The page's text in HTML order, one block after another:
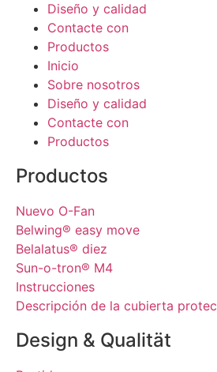
Diseño y calidad
Contacte con
Productos
Inicio
Sobre nosotros
Diseño y calidad
Contacte con
Productos
Productos
Nuevo O-Fan
Belwing® easy move
Belalatus® diez
Sun-o-tron® M4
Instrucciones
Descripción de la cubierta
Design & Qualität